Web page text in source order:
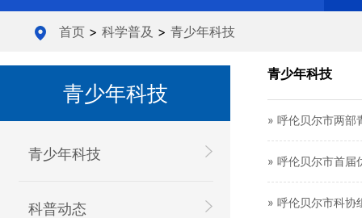
首页> 科学普及 > 青少年科技
青少年科技
青少年科技
科普动态
青少年科技
» 呼伦贝尔市两部
» 呼伦贝尔市首届
» 呼伦贝尔市科协